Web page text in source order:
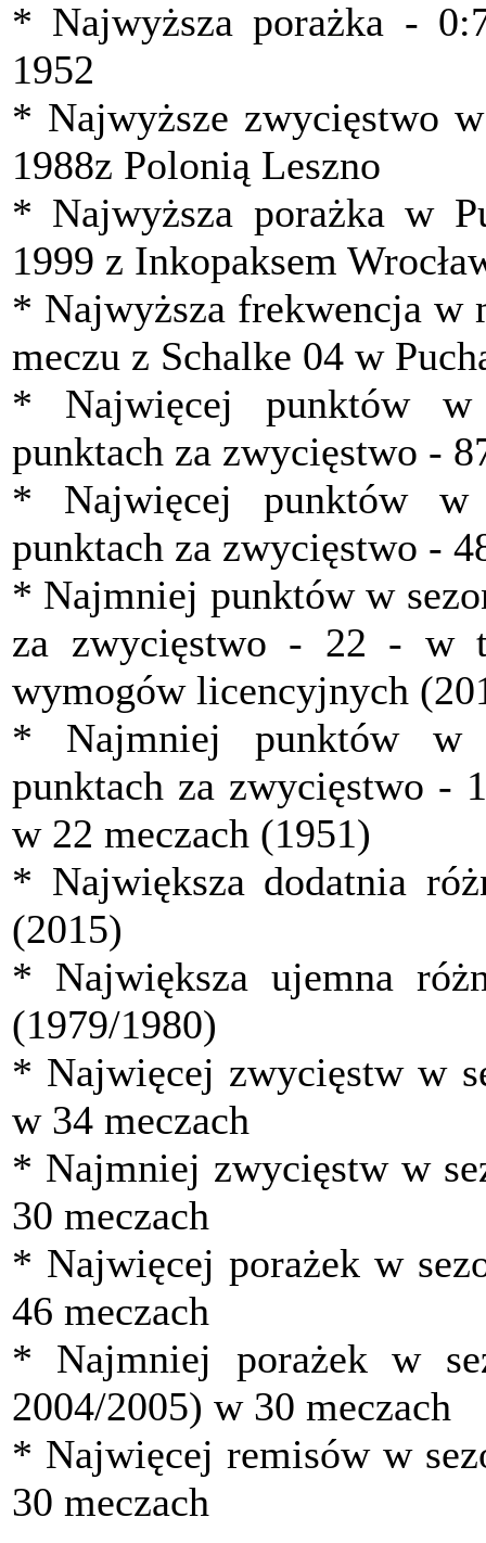
* Najwyższa porażka -
1952
* Najwyższe zwycięstwo
1988z Polonią Leszno
* Najwyższa porażka w
1999 z Inkopaksem
* Najwyższa frekwencja w
meczu z Schalke 04 w
* Najwięcej punktów
punktach za zwycięstwo -
* Najwięcej punktów w
punktach za zwycięstwo -
* Najmniej punktów w
za zwycięstwo - 22 - w
wymogów licencyjnych
* Najmniej punktów w
punktach za zwycięstwo -
w 22 meczach (1951)
* Największa dodatnia
(2015)
* Największa ujemna
(1979/1980)
* Najwięcej zwycięstw w
w 34 meczach
* Najmniej zwycięstw w
30 meczach
* Najwięcej porażek w
46 meczach
* Najmniej porażek w
2004/2005) w 30 meczach
* Najwięcej remisów w
30 meczach